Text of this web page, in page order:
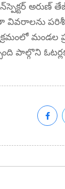
అరుణ్
మండల
పాల్గొని